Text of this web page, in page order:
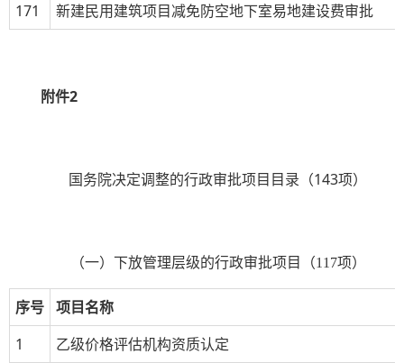
171
新建民用建筑项目减免防空地下室易地建设费审批
附件2
国务院决定调整的行政审批项目目录（143项）
（一）下放管理层级的行政审批项目（117项）
序号 项目名称
1
乙级价格评估机构资质认定